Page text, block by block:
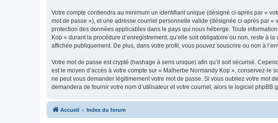
Votre compte contiendra au minimum un identifiant unique (désigné ci-après par «
mot de passe »), et une adresse courriel personnelle valide (désignée ci-après par
protection des données applicables dans le pays qui nous héberge. Toute
Kop » durant la procédure d’enregistrement, qu’elle soit obligatoire ou non, reste à
affichée publiquement. De plus, dans votre profil, vous pouvez souscrire ou non à
Votre mot de passe est crypté (hashage à sens unique) afin qu’il soit sécurisé.
est le moyen d’accès à votre compte sur « Malherbe Normandy Kop », conservez-
ne peut vous demander légitimement votre mot de passe. Si vous oubliez votre mot
demandera de fournir votre nom d’utilisateur et votre courriel, alors le logiciel
Accueil Index du forum